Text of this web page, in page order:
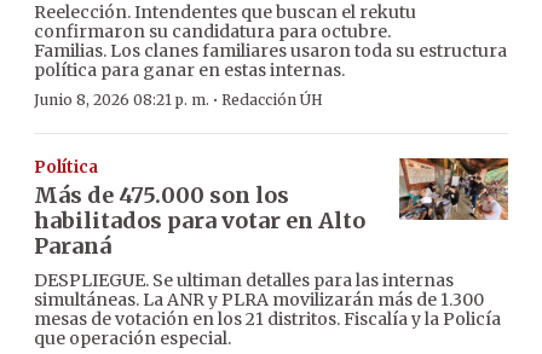
Reelección. Intendentes que buscan el rekutu
confirmaron su candidatura para octubre.
Familias. Los clanes familiares usaron toda su estructura
política para ganar en estas internas.
Junio 8, 2026 08:21 p. m. · Redacción ÚH
Política
Más de 475.000 son los
habilitados para votar en Alto
Paraná
DESPLIEGUE. Se ultiman detalles para las internas
simultáneas. La ANR y PLRA movilizarán más de 1.300
mesas de votación en los 21 distritos. Fiscalía y la Policía
que operación especial.